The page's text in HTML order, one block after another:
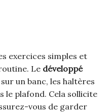
exercices simples et
Le développé
un banc, les haltères
le plafond. Cela sollicite
vous de garder